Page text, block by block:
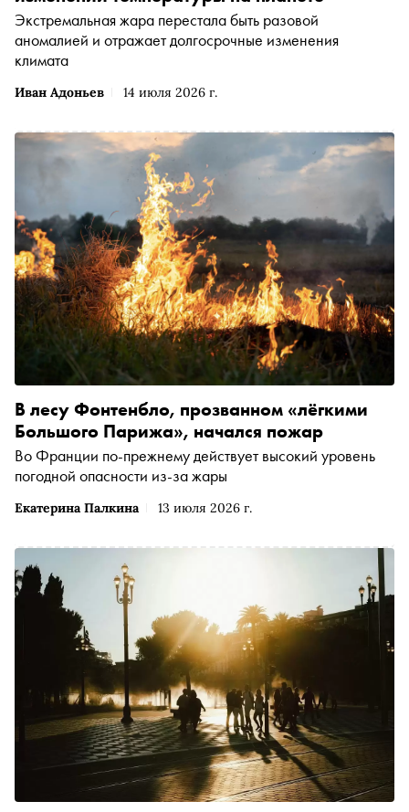
Иван Адоньев 14 июля 2026 г.
Экстремальная жара перестала быть разовой
аномалией и отражает долгосрочные изменения
климата
Екатерина Палкина 13 июля 2026 г.
В лесу Фонтенбло, прозванном «лёгкими
Большого Парижа», начался пожар
Во Франции по-прежнему действует высокий уровень
погодной опасности из-за жары